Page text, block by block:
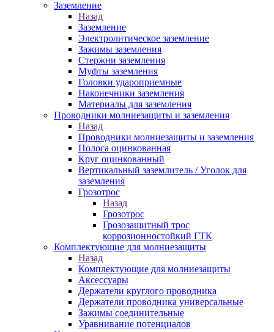
Заземление
Назад
Заземление
Электролитическое заземление
Зажимы заземления
Стержни заземления
Муфты заземления
Головки удароприемные
Наконечники заземления
Материалы для заземления
Проводники молниезащиты и заземления
Назад
Проводники молниезащиты и заземления
Полоса оцинкованная
Круг оцинкованный
Вертикальный заземлитель / Уголок для
заземления
Грозотрос
Назад
Грозотрос
Грозозащитный трос
коррозионностойкий ГТК
Комплектующие для молниезащиты
Назад
Комплектующие для молниезащиты
Аксессуары
Держатели круглого проводника
Держатели проводника универсальные
Зажимы соединительные
Уравнивание потенциалов